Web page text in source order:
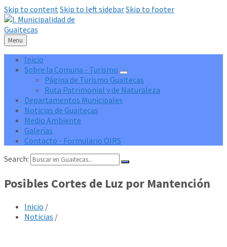
Skip to contentSkip to left sidebarSkip to footer
Menu
Inicio
Sobre la Comuna - Turismo
Página de Turismo Guaitecas
Ruta Patrimonial y de Naturaleza
Departamentos Municipales
Noticias de Guaitecas
Medio Ambiente
Galerías
Contacto - Formulario OIRS
Search:
Posibles Cortes de Luz por Mantención
Inicio /
Noticias /